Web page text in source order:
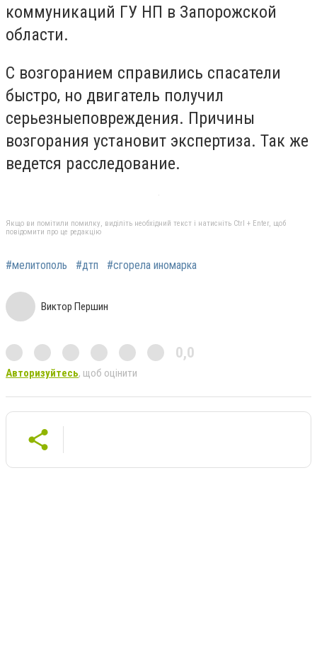
коммуникаций ГУ НП в Запорожской
области.
С возгоранием справились спасатели
быстро, но двигатель получил
серьезныеповреждения. Причины
возгорания установит экспертиза. Так же
ведется расследование.
Якщо ви помітили помилку, виділіть необхідний текст і натисніть Ctrl + Enter, щоб
повідомити про це редакцію
#мелитополь #дтп #сгорела иномарка
Виктор Першин
0,0
Авторизуйтесь, щоб оцінити